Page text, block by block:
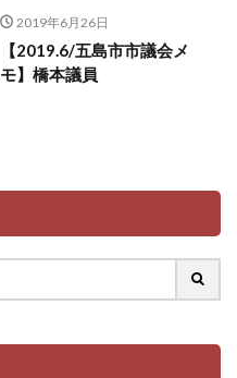
2019年6月26日
【2019.6/五島市市議会メ
モ】橋本議員